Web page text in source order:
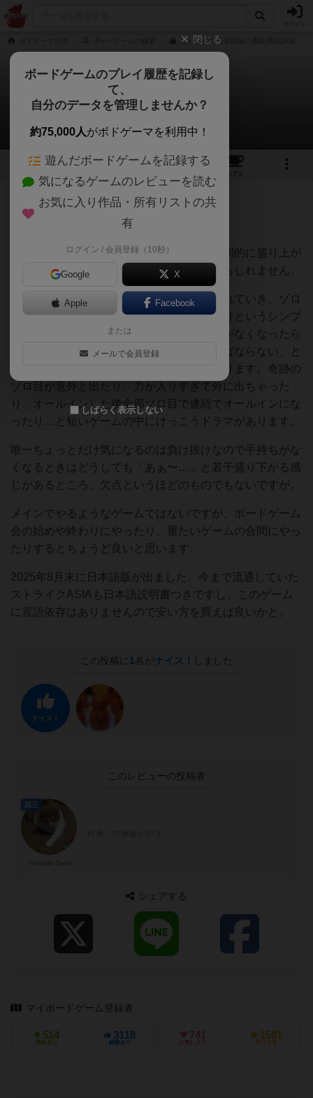
ストライク 日本語版の通販/商品詳細
ストライク
Yamada Basilさんのレビュー
16 2 47
カフェ
318名 1名 0 11ヶ月前
最高に楽しいダイスゲームです。ワッと瞬間的に盛り上が
るゲームとしては個人的にナンバーワンかもしれません。
ゲームとしてはアリーナにダイスを投げ入れていき、ゾロ
目が出たら回収。手持ちがなくなったら負けというシンプ
ルなルールなのですが、アリーナにダイスがなくなったら
その次の人は手持ちをオールインしなければならない、と
いうルールが効いていて、最高に盛り上がります。奇跡の
ゾロ目が意外と出たり、力が入りすぎて外に出ちゃった
り、オールインした後全部ゾロ目で連続でオールインにな
ったり…と短いゲームの中にけっこうドラマがあります。
唯一ちょっとだけ気になるのは負け抜けなので手持ちがな
くなるときはどうしても「あぁ〜…」と若干盛り下がる感
じがあるところ。欠点というほどのものでもないですが。
メインでやるようなゲームではないですが、ボードゲーム
会の始めや終わりにやったり、重たいゲームの合間にやっ
たりするとちょうど良いと思います。
2025年8月末に日本語版が出ました。今まで流通していた
ストライクASIAも日本語説明書つきですし、このゲーム
に言語依存はありませんので安い方を買えば良いかと。
この投稿に 1 名がナイス！ しました
ナイス！
このレビューの投稿者
国王
シェアする
マイボードゲーム登録者
514
興味あり
3118
経験あり
741
お気に入り
1581
持ってる
閉じる
ボードゲームのプレイ履歴を記録し
て、
自分のデータを管理しませんか？
約75,000人がボドゲーマを利用中！
遊んだボードゲームを記録する
気になるゲームのレビューを読む
お気に入り作品・所有リストの共
有
ログイン / 会員登録（10秒）
Google X
Apple Facebook
または
メールで会員登録
しばらく表示しない